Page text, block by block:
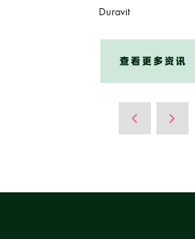
Duravit
查看更多资讯